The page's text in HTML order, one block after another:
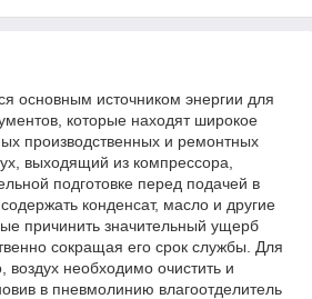
основным источником энергии для
которые находят широкое
производственных и ремонтных
выходящий из компрессора,
подготовке перед подачей в
конденсат, масло и другие
причинить значительный ущерб
сокращая его срок службы. Для
воздух необходимо очистить и
в пневмолинию влагоотделитель